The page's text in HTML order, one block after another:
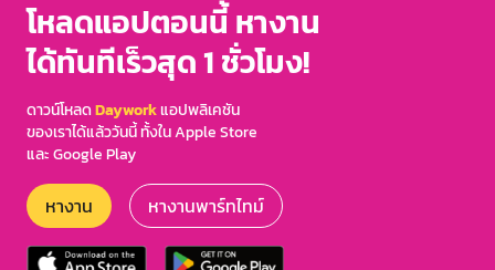
โหลดแอปตอนนี้ หางาน
ได้ทันทีเร็วสุด 1 ชั่วโมง!
ดาวน์โหลดDayworkแอปพลิเคชัน
ของเราได้แล้ววันนี้ ทั้งใน Apple Store
และ Google Play
หางาน หางานพาร์ทไทม์